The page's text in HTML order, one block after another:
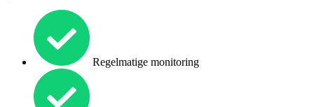
Regelmatige monitoring